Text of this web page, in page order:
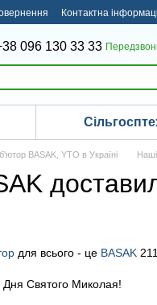
Контактна
096 130 33 33
BASAK, YTO в Україні Наші
для всього - це BASAK
Святого Миколая!